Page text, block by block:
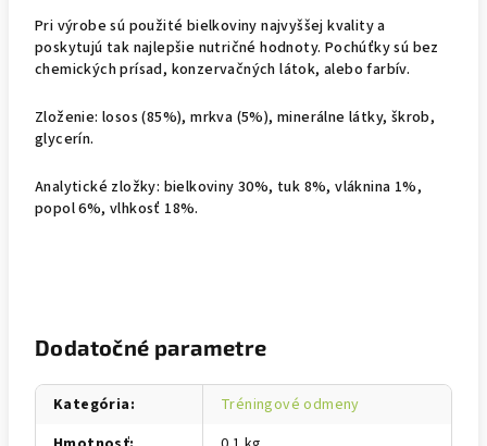
Pri výrobe sú použité bielkoviny najvyššej kvality a
poskytujú tak najlepšie nutričné hodnoty. Pochúťky sú bez
chemických prísad, konzervačných látok, alebo farbív.
Zloženie: losos (85%), mrkva (5%), minerálne látky, škrob,
glycerín.
Analytické zložky: bielkoviny 30%, tuk 8%, vláknina 1%,
popol 6%, vlhkosť 18%.
Dodatočné parametre
Kategória:
Tréningové odmeny